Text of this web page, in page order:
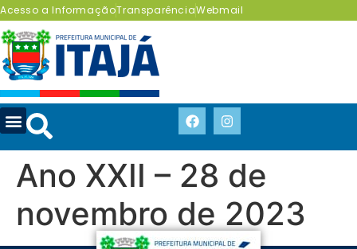
Acesso a InformaçãoTransparênciaWebmail
Ano XXII – 28 de
novembro de 2023